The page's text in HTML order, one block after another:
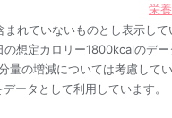
栄
れていないものとし表示して
想定カロリー1800kcalのデー
の増減については考慮してい
データとして利用しています。